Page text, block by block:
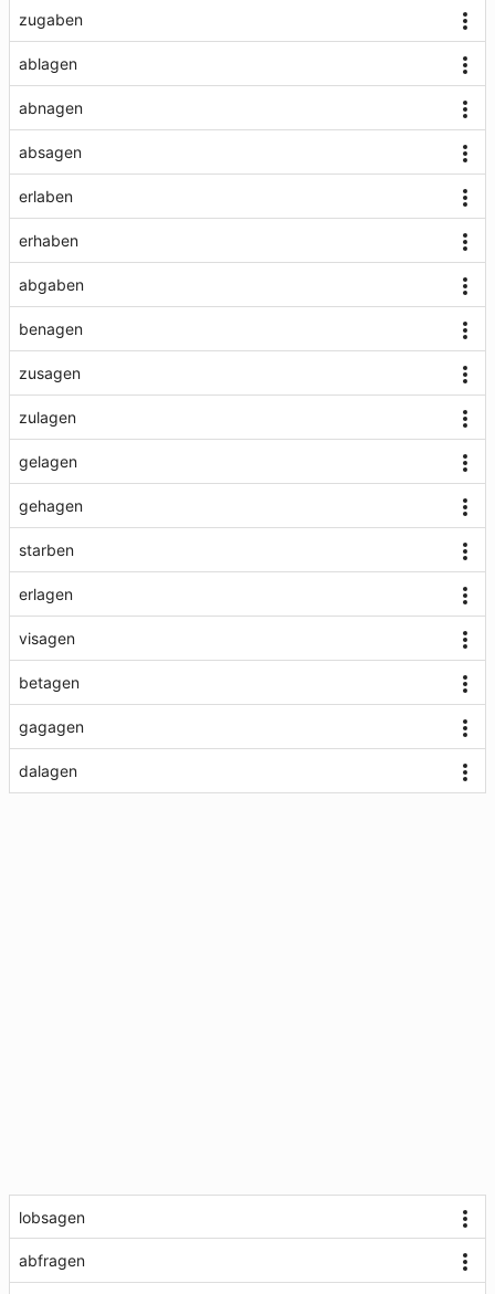
zugaben
ablagen
abnagen
absagen
erlaben
erhaben
abgaben
benagen
zusagen
zulagen
gelagen
gehagen
starben
erlagen
visagen
betagen
gagagen
dalagen
lobsagen
abfragen